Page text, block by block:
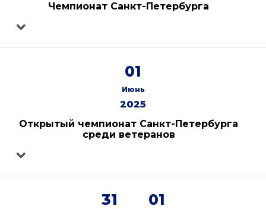
Чемпионат Санкт-Петербурга
01
Июнь
2025
Открытый чемпионат Санкт-Петербурга
среди ветеранов
31 01